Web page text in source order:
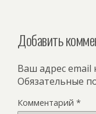
Добавить
Ваш адрес email
Обязательные
Комментарий *